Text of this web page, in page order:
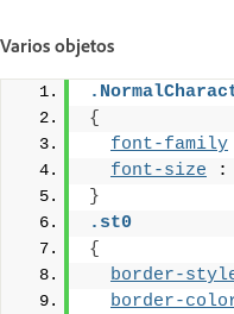
Varios objetos
{
font-family
font-size :
}
.st0
{
border-
border-